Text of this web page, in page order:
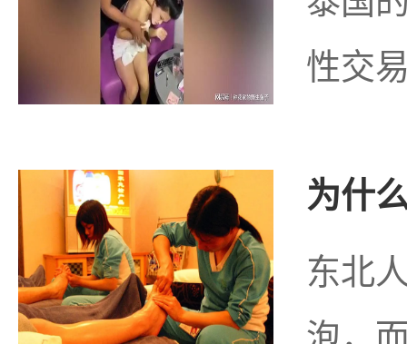
性交
为什
东北